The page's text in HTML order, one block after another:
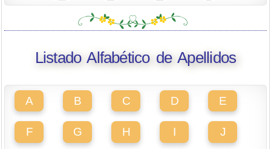
Listado Alfabético de Apellidos
A B C D E
F G H I J